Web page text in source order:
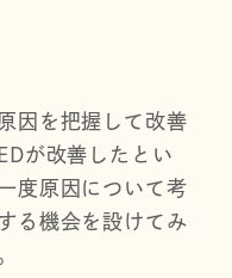
因を把握して改善
が改善したとい
度原因について考
る機会を設けてみ